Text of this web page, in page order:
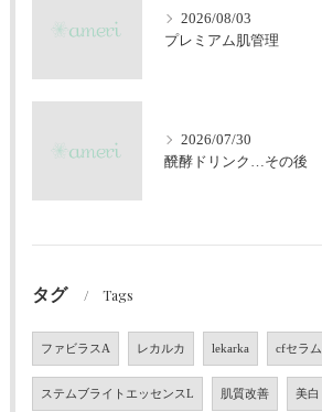
2026/08/03
プレミアム肌管理
2026/07/30
醗酵ドリンク…その後
タグ Tags
ファビラスA レカルカ lekarka cfセラム
ステムブライトエッセンスL 肌質改善 美白